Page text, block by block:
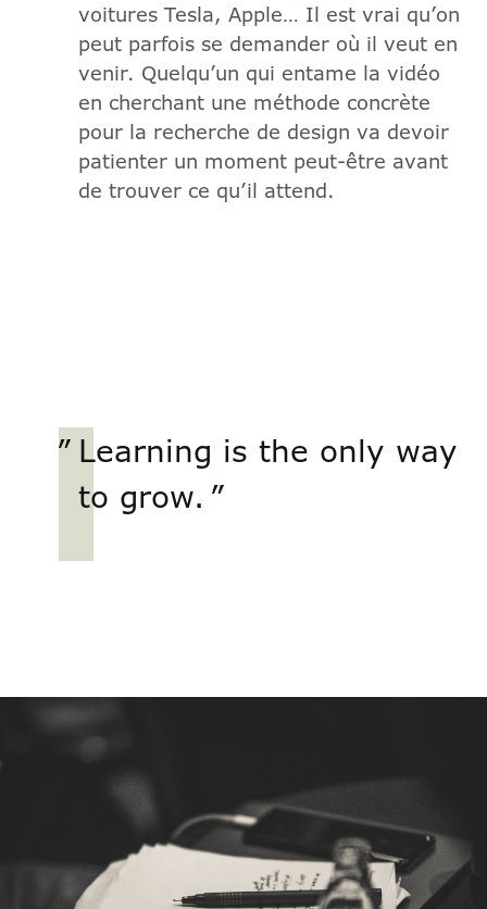
voitures Tesla, Apple… Il est vrai qu’on
peut parfois se demander où il veut en
venir. Quelqu’un qui entame la vidéo
en cherchant une méthode concrète
pour la recherche de design va devoir
patienter un moment peut-être avant
de trouver ce qu’il attend.
” Learning is the only way
to grow. ”